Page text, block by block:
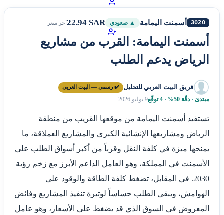
3020 أسمنت اليمامة ▲ صعودي 22.94 SARآخر سعر
أسمنت اليمامة: القرب من مشاريع
الرياض يدعم الطلب
فريق البيت العربي للتحليل ✔️ رسمي — البيت العربي
مبتدئ · دقّة 50% · 4 توقّع 9 يوليو 2026
تستفيد أسمنت اليمامة من موقعها القريب من منطقة
الرياض ومشاريعها الإنشائية الكبرى والمشاريع العملاقة، ما
يمنحها ميزة في كلفة النقل وقرباً من أكبر أسواق الطلب على
الأسمنت في المملكة، وهو العامل الداعم الأبرز مع زخم رؤية
2030. في المقابل، تضغط كلفة الطاقة والوقود على
الهوامش، ويبقى الطلب حساساً لوتيرة تنفيذ المشاريع وفائض
المعروض في السوق الذي قد يضغط على الأسعار، وهو عامل